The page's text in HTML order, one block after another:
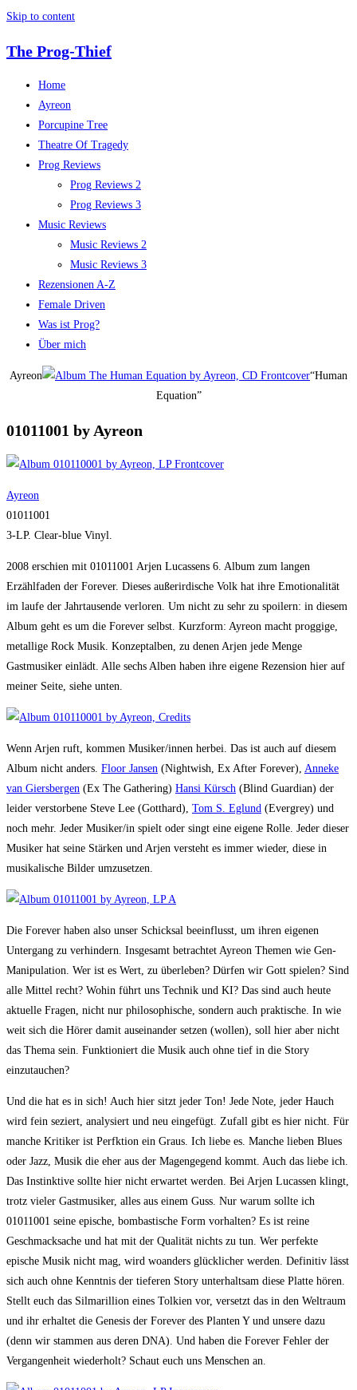
Skip to content
The Prog-Thief
Home
Ayreon
Porcupine Tree
Theatre Of Tragedy
Prog Reviews
Prog Reviews 2
Prog Reviews 3
Music Reviews
Music Reviews 2
Music Reviews 3
Rezensionen A-Z
Female Driven
Was ist Prog?
Über mich
Ayreon
“Human
Equation”
01011001 by Ayreon
Ayreon
01011001
3-LP. Clear-blue Vinyl.
2008 erschien mit 01011001 Arjen Lucassens 6. Album zum langen
Erzählfaden der Forever. Dieses außerirdische Volk hat ihre Emotionalität
im laufe der Jahrtausende verloren. Um nicht zu sehr zu spoilern: in diesem
Album geht es um die Forever selbst. Kurzform: Ayreon macht proggige,
metallige Rock Musik. Konzeptalben, zu denen Arjen jede Menge
Gastmusiker einlädt. Alle sechs Alben haben ihre eigene Rezension hier auf
meiner Seite, siehe unten.
Wenn Arjen ruft, kommen Musiker/innen herbei. Das ist auch auf diesem
Album nicht anders. Floor Jansen (Nightwish, Ex After Forever), Anneke
van Giersbergen (Ex The Gathering) Hansi Kürsch (Blind Guardian) der
leider verstorbene Steve Lee (Gotthard), Tom S. Eglund (Evergrey) und
noch mehr. Jeder Musiker/in spielt oder singt eine eigene Rolle. Jeder dieser
Musiker hat seine Stärken und Arjen versteht es immer wieder, diese in
musikalische Bilder umzusetzen.
Die Forever haben also unser Schicksal beeinflusst, um ihren eigenen
Untergang zu verhindern. Insgesamt betrachtet Ayreon Themen wie Gen-
Manipulation. Wer ist es Wert, zu überleben? Dürfen wir Gott spielen? Sind
alle Mittel recht? Wohin führt uns Technik und KI? Das sind auch heute
aktuelle Fragen, nicht nur philosophische, sondern auch praktische. In wie
weit sich die Hörer damit auseinander setzen (wollen), soll hier aber nicht
das Thema sein. Funktioniert die Musik auch ohne tief in die Story
einzutauchen?
Und die hat es in sich! Auch hier sitzt jeder Ton! Jede Note, jeder Hauch
wird fein seziert, analysiert und neu eingefügt. Zufall gibt es hier nicht. Für
manche Kritiker ist Perfktion ein Graus. Ich liebe es. Manche lieben Blues
oder Jazz, Musik die eher aus der Magengegend kommt. Auch das liebe ich.
Das Instinktive sollte hier nicht erwartet werden. Bei Arjen Lucassen klingt,
trotz vieler Gastmusiker, alles aus einem Guss. Nur warum sollte ich
01011001 seine epische, bombastische Form vorhalten? Es ist reine
Geschmacksache und hat mit der Qualität nichts zu tun. Wer perfekte
epische Musik nicht mag, wird woanders glücklicher werden. Definitiv lässt
sich auch ohne Kenntnis der tieferen Story unterhaltsam diese Platte hören.
Stellt euch das Silmarillion eines Tolkien vor, versetzt das in den Weltraum
und ihr erhaltet die Genesis der Forever des Planten Y und unsere dazu
(denn wir stammen aus deren DNA). Und haben die Forever Fehler der
Vergangenheit wiederholt? Schaut euch uns Menschen an.